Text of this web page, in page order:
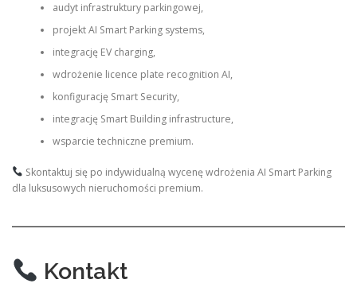
audyt infrastruktury parkingowej,
projekt AI Smart Parking systems,
integrację EV charging,
wdrożenie licence plate recognition AI,
konfigurację Smart Security,
integrację Smart Building infrastructure,
wsparcie techniczne premium.
Skontaktuj się po indywidualną wycenę wdrożenia AI Smart Parking
dla luksusowych nieruchomości premium.
Kontakt